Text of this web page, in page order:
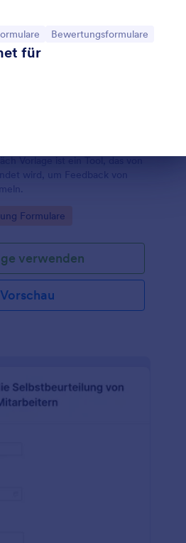
Zur Kategorie:
Bewertungsformulare
für
Vorlage
Vorlage ist ein Tool, das von
wird, um Feedback von
Formulare
verwenden
Vorschau